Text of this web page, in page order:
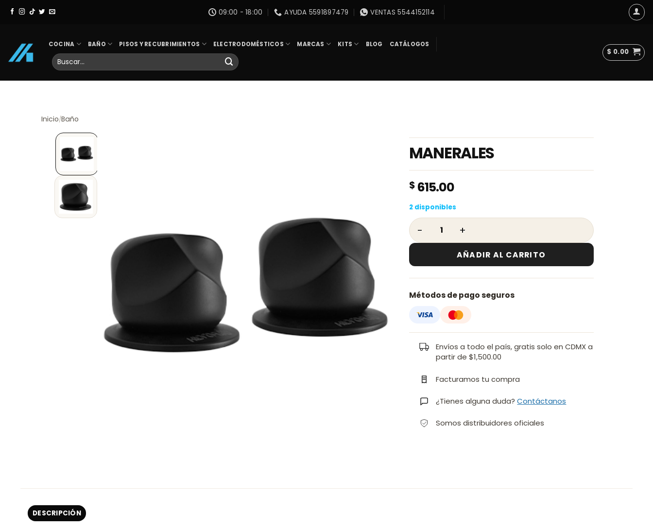
Skip
09:00 - 18:00 AYUDA 5591897479 VENTAS 5544152114
COCINA BAÑO PISOS Y RECUBRIMIENTOS ELECTRODOMÉSTICOS MARCAS KITS BLOG CATÁLOGOS
Buscar
por:
$ 0.00
Inicio/Baño
MANERALES
$615.00
2 disponibles
MANERALES cantidad
AÑADIR AL CARRITO
Métodos de pago seguros
Envíos a todo el país, gratis solo en CDMX a
partir de $1,500.00
Facturamos tu compra
¿Tienes alguna duda?Contáctanos
Somos distribuidores oficiales
DESCRIPCIÓN